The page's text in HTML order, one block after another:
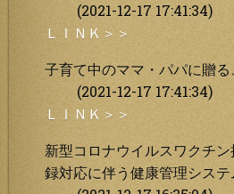
(2021-12-17 17:41:34)
ＬＩＮＫ＞＞
子育て中のママ・パパに贈
(2021-12-17 17:41:34)
ＬＩＮＫ＞＞
新型コロナウイルスワクチ
録対応に伴う健康管理シス